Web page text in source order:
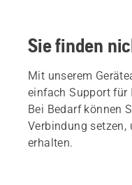
Sie finden
Mit unserem
einfach Support für
Bei Bedarf können
Verbindung setzen,
erhalten.